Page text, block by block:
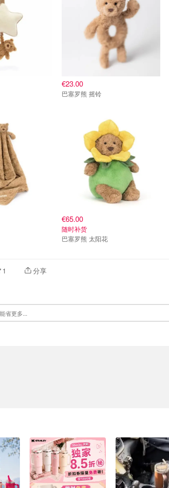
€23.00
巴塞罗熊 摇铃
€65.00
随时补货
巴塞罗熊 太阳花
1 分享